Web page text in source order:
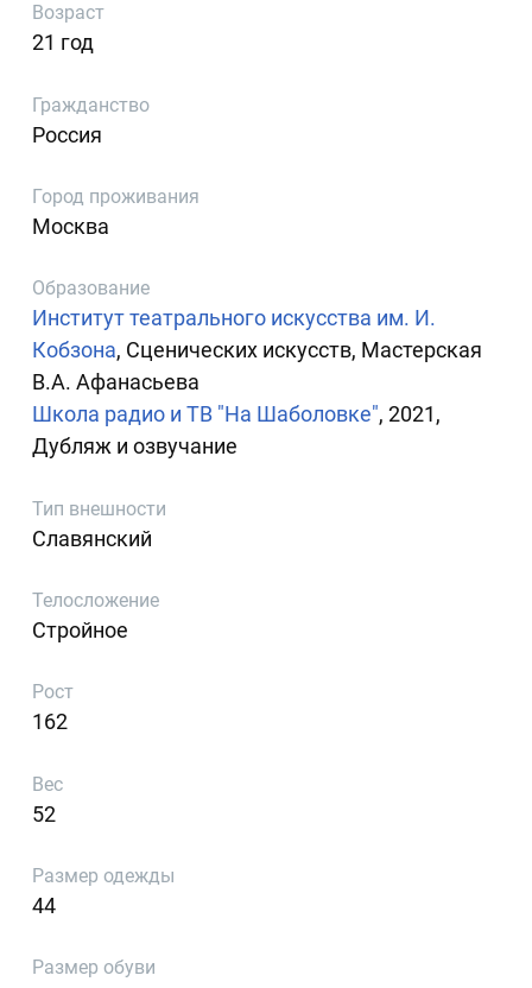
Возраст
21 год
Гражданство
Россия
Город проживания
Москва
Образование
Институт театрального искусства им. И.
Кобзона, Сценических искусств, Мастерская
В.А. Афанасьева
Школа радио и ТВ "На Шаболовке", 2021,
Дубляж и озвучание
Тип внешности
Славянский
Телосложение
Стройное
Рост
162
Вес
52
Размер одежды
44
Размер обуви